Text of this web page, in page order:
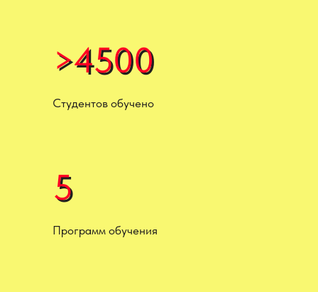
Студентов обучено
>4500
>4500
5
5
Программ обучения